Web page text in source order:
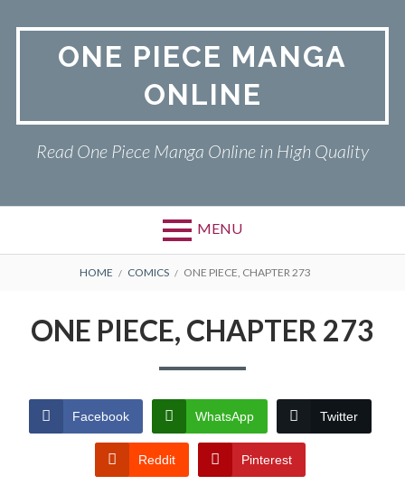
ONE PIECE MANGA
ONLINE
Read One Piece Manga Online in High Quality
MENU
Primary
ONE PIECE
TERMS AND
CONDITIONS
BREADCRUMBS
HOME COMICS ONE PIECE, CHAPTER 273
ONE PIECE, CHAPTER 273
Facebook WhatsApp Twitter
Reddit Pinterest